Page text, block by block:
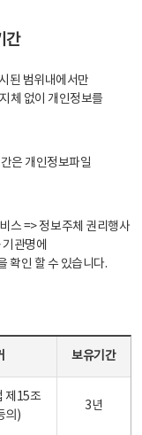
간
된 범위내에서만
체 없이 개인정보를
은 개인정보파일
=> 정보주체 권리행사
관명에
확인 할 수 있습니다.
보유기간
제15조
의)
3년